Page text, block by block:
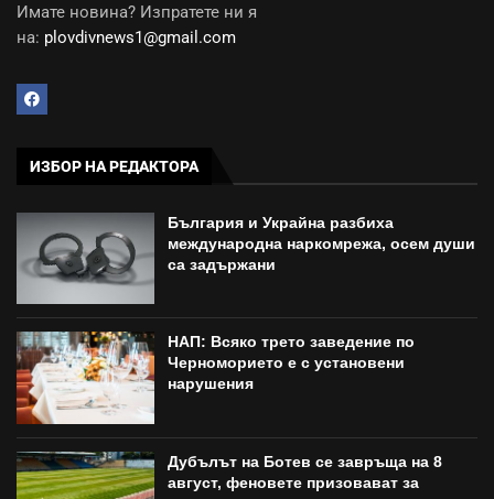
Имате новина? Изпратете ни я
на: plovdivnews1@gmail.com
ИЗБОР НА РЕДАКТОРА
България и Украйна разбиха
международна наркомрежа, осем души
са задържани
НАП: Всяко трето заведение по
Черноморието е с установени
нарушения
Дубълът на Ботев се завръща на 8
август, феновете призовават за